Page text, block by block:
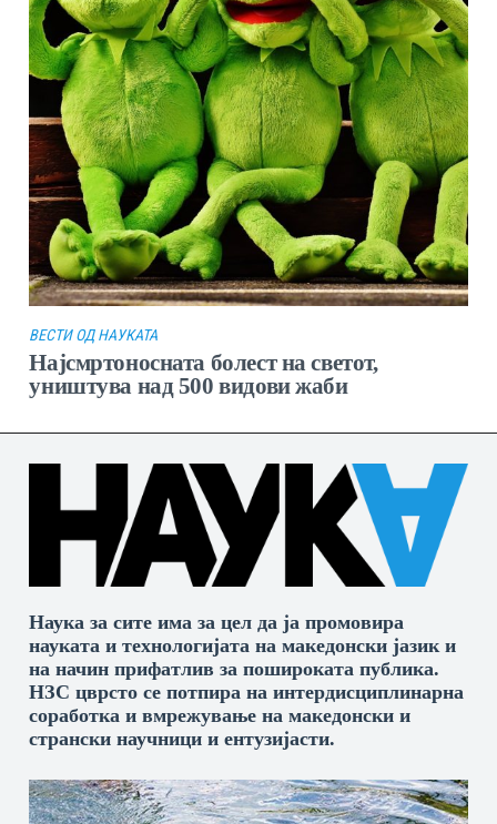
ВЕСТИ ОД НАУКАТА
Најсмртоносната болест на светот,
уништува над 500 видови жаби
Наука за сите има за цел да ја промовира
науката и технологијата на македонски јазик и
на начин прифатлив за пошироката публика.
НЗС цврсто се потпира на интердисциплинарна
соработка и вмрежување на македонски и
странски научници и ентузијасти.